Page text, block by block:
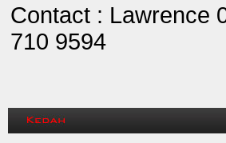
Contact : Lawrence
710 9594